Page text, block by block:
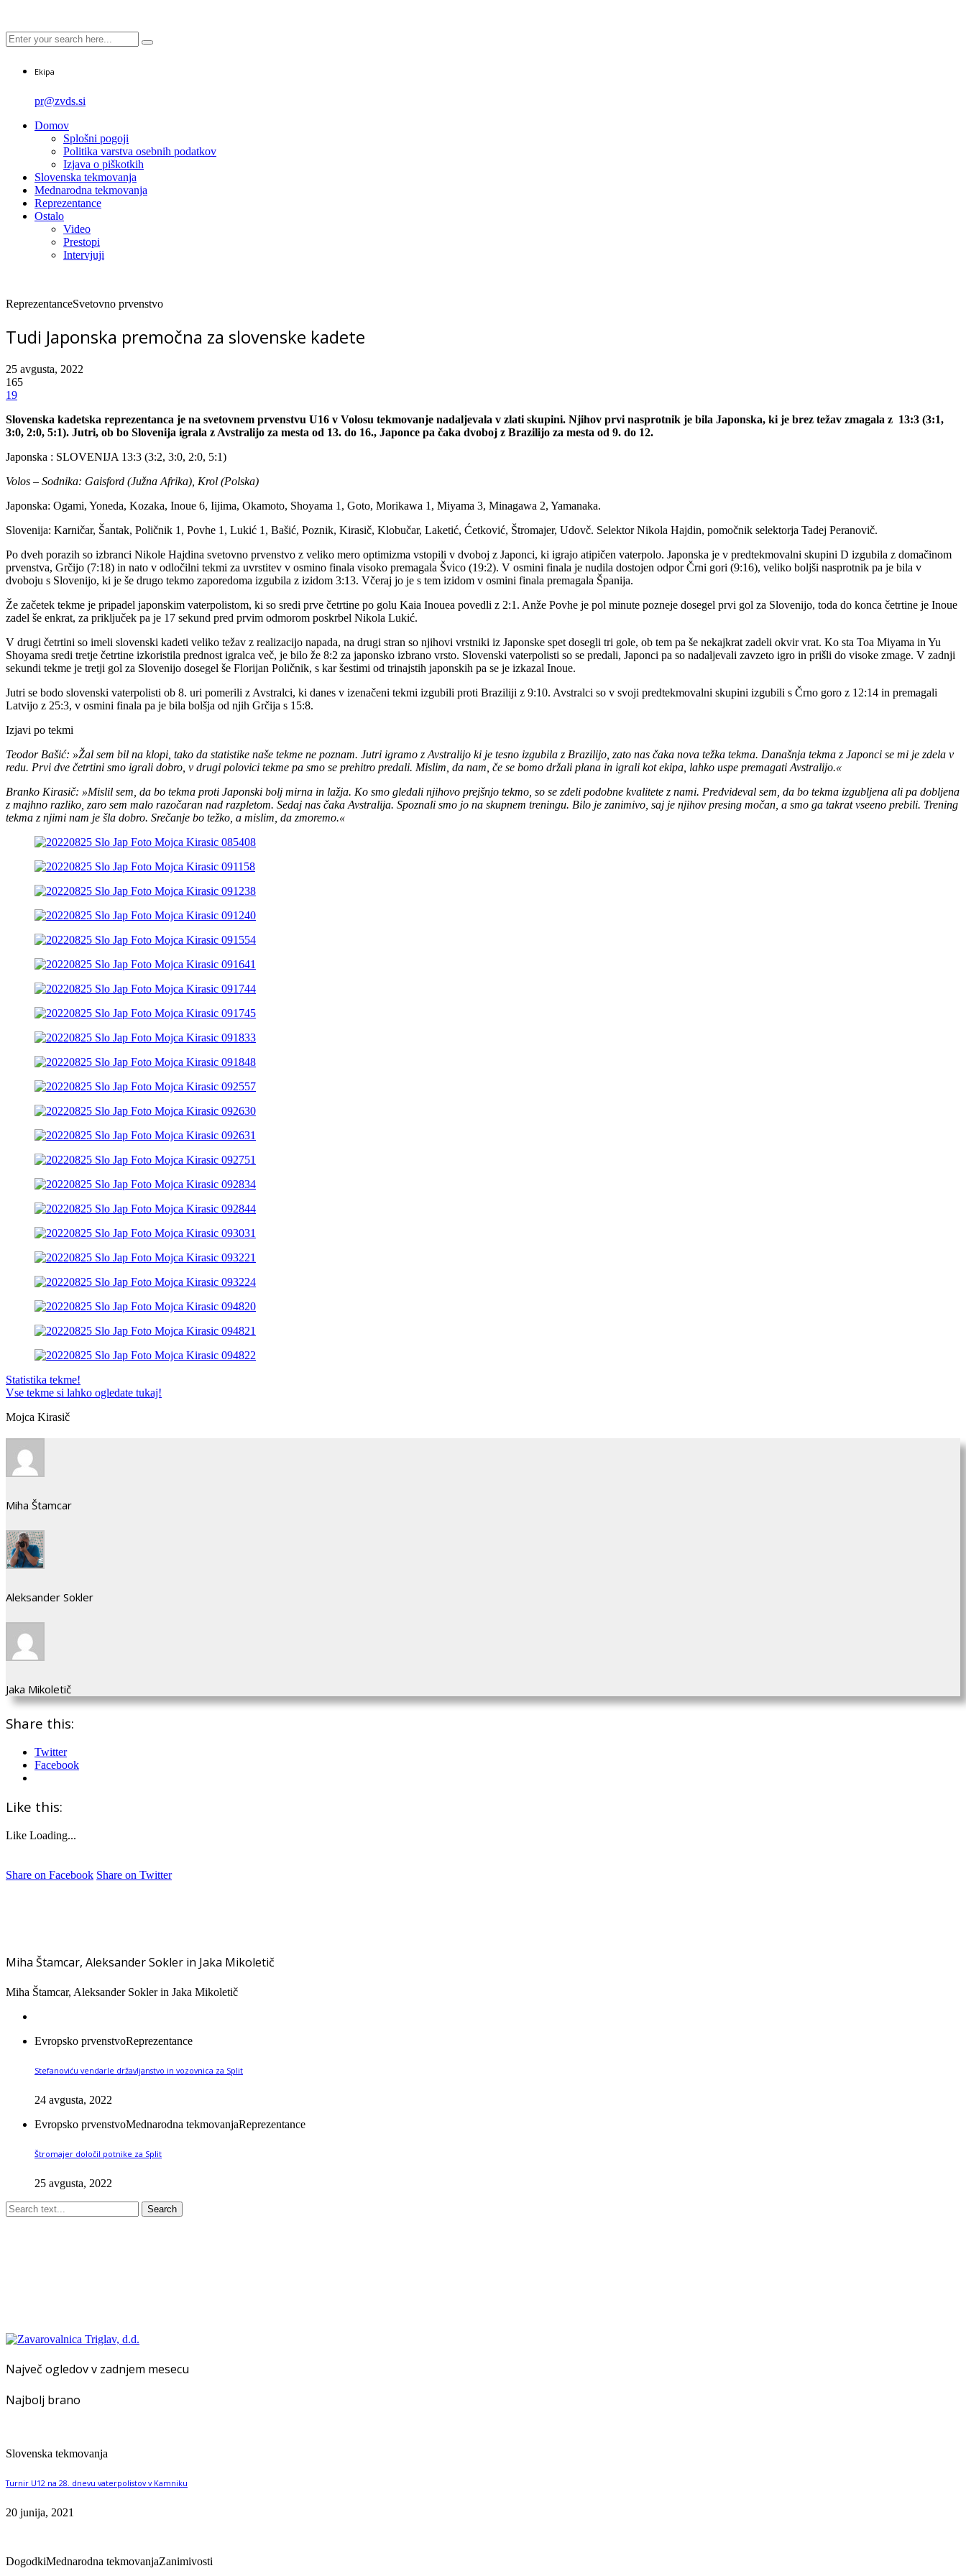
Ekipa
pr@zvds.si
Domov
Splošni pogoji
Politika varstva osebnih podatkov
Izjava o piškotkih
Slovenska tekmovanja
Mednarodna tekmovanja
Reprezentance
Ostalo
Video
Prestopi
Intervjuji
ReprezentanceSvetovno prvenstvo
Tudi Japonska premočna za slovenske kadete
25 avgusta, 2022
165
19
Slovenska kadetska reprezentanca je na svetovnem prvenstvu U16 v Volosu tekmovanje nadaljevala v zlati skupini. Njihov prvi nasprotnik je bila Japonska, ki je brez težav zmagala z 13:3 (3:1,
3:0, 2:0, 5:1). Jutri, ob bo Slovenija igrala z Avstralijo za mesta od 13. do 16., Japonce pa čaka dvoboj z Brazilijo za mesta od 9. do 12.
Japonska : SLOVENIJA 13:3 (3:2, 3:0, 2:0, 5:1)
Volos – Sodnika: Gaisford (Južna Afrika), Krol (Polska)
Japonska: Ogami, Yoneda, Kozaka, Inoue 6, Iijima, Okamoto, Shoyama 1, Goto, Morikawa 1, Miyama 3, Minagawa 2, Yamanaka.
Slovenija: Karničar, Šantak, Poličnik 1, Povhe 1, Lukić 1, Bašić, Poznik, Kirasič, Klobučar, Laketić, Ćetković, Štromajer, Udovč. Selektor Nikola Hajdin, pomočnik selektorja Tadej Peranovič.
Po dveh porazih so izbranci Nikole Hajdina svetovno prvenstvo z veliko mero optimizma vstopili v dvoboj z Japonci, ki igrajo atipičen vaterpolo. Japonska je v predtekmovalni skupini D izgubila z domačinom
prvenstva, Grčijo (7:18) in nato v odločilni tekmi za uvrstitev v osmino finala visoko premagala Švico (19:2). V osmini finala je nudila dostojen odpor Črni gori (9:16), veliko boljši nasprotnik pa je bila v
dvoboju s Slovenijo, ki je še drugo tekmo zaporedoma izgubila z izidom 3:13. Včeraj jo je s tem izidom v osmini finala premagala Španija.
Že začetek tekme je pripadel japonskim vaterpolistom, ki so sredi prve četrtine po golu Kaia Inouea povedli z 2:1. Anže Povhe je pol minute pozneje dosegel prvi gol za Slovenijo, toda do konca četrtine je Inoue
zadel še enkrat, za priključek pa je 17 sekund pred prvim odmorom poskrbel Nikola Lukić.
V drugi četrtini so imeli slovenski kadeti veliko težav z realizacijo napada, na drugi stran so njihovi vrstniki iz Japonske spet dosegli tri gole, ob tem pa še nekajkrat zadeli okvir vrat. Ko sta Toa Miyama in Yu
Shoyama sredi tretje četrtine izkoristila prednost igralca več, je bilo že 8:2 za japonsko izbrano vrsto. Slovenski vaterpolisti so se predali, Japonci pa so nadaljevali zavzeto igro in prišli do visoke zmage. V zadnji
sekundi tekme je tretji gol za Slovenijo dosegel še Florijan Poličnik, s kar šestimi od trinajstih japonskih pa se je izkazal Inoue.
Jutri se bodo slovenski vaterpolisti ob 8. uri pomerili z Avstralci, ki danes v izenačeni tekmi izgubili proti Braziliji z 9:10. Avstralci so v svoji predtekmovalni skupini izgubili s Črno goro z 12:14 in premagali
Latvijo z 25:3, v osmini finala pa je bila bolšja od njih Grčija s 15:8.
Izjavi po tekmi
Teodor Bašić: »Žal sem bil na klopi, tako da statistike naše tekme ne poznam. Jutri igramo z Avstralijo ki je tesno izgubila z Brazilijo, zato nas čaka nova težka tekma. Današnja tekma z Japonci se mi je zdela v
redu. Prvi dve četrtini smo igrali dobro, v drugi polovici tekme pa smo se prehitro predali. Mislim, da nam, če se bomo držali plana in igrali kot ekipa, lahko uspe premagati Avstralijo.«
Branko Kirasič: »Mislil sem, da bo tekma proti Japonski bolj mirna in lažja. Ko smo gledali njihovo prejšnjo tekmo, so se zdeli podobne kvalitete z nami. Predvideval sem, da bo tekma izgubljena ali pa dobljena
z majhno razliko, zaro sem malo razočaran nad razpletom. Sedaj nas čaka Avstralija. Spoznali smo jo na skupnem treningu. Bilo je zanimivo, saj je njihov presing močan, a smo ga takrat vseeno prebili. Trening
tekma z njimi nam je šla dobro. Srečanje bo težko, a mislim, da zmoremo.«
Statistika tekme!
Vse tekme si lahko ogledate tukaj!
Mojca Kirasič
Miha Štamcar
Aleksander Sokler
Jaka Mikoletič
Share this:
Twitter
Facebook
Like this:
Like Loading...
Share on Facebook Share on Twitter
Miha Štamcar, Aleksander Sokler in Jaka Mikoletič
Miha Štamcar, Aleksander Sokler in Jaka Mikoletič
Evropsko prvenstvoReprezentance
Stefanoviću vendarle državljanstvo in vozovnica za Split
24 avgusta, 2022
Evropsko prvenstvoMednarodna tekmovanjaReprezentance
Štromajer določil potnike za Split
25 avgusta, 2022
Search
Največ ogledov v zadnjem mesecu
Najbolj brano
Slovenska tekmovanja
Turnir U12 na 28. dnevu vaterpolistov v Kamniku
20 junija, 2021
DogodkiMednarodna tekmovanjaZanimivosti